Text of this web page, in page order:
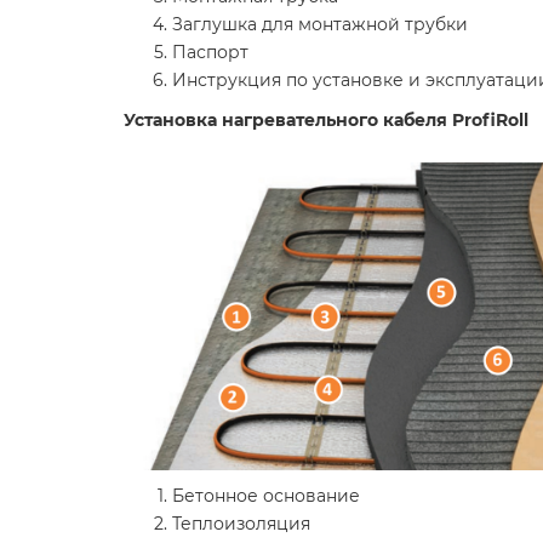
Заглушка для монтажной трубки
Паспорт
Инструкция по установке и
Установка нагревательного кабеля ProfiRoll
Бетонное основание
Теплоизоляция